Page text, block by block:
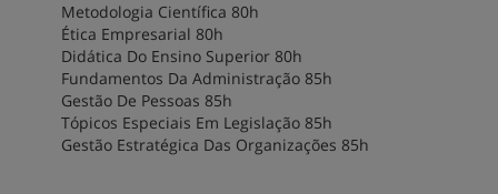
Metodologia Científica 80h
Ética Empresarial 80h
Didática Do Ensino Superior 80h
Fundamentos Da Administração 85h
Gestão De Pessoas 85h
Tópicos Especiais Em Legislação 85h
Gestão Estratégica Das Organizações 85h